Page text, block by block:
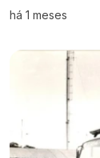
há 1 meses